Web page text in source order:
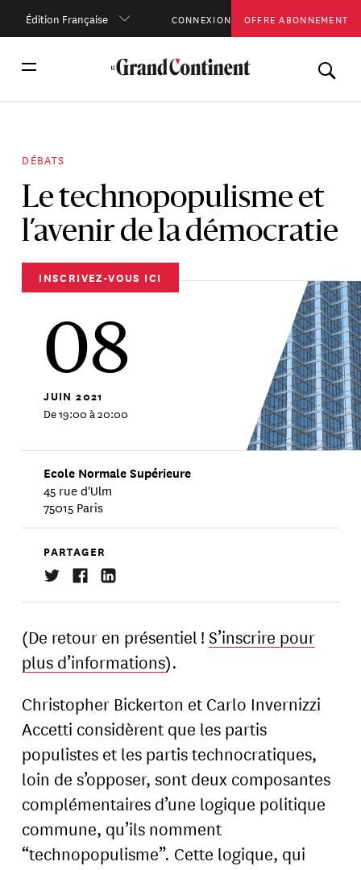
Édition Française CONNEXION OFFRE ABONNEMENT
DÉBATS
Le technopopulisme et
l’avenir de la démocratie
INSCRIVEZ-VOUS ICI
08
JUIN 2021
De 19:00 à 20:00
Ecole Normale Supérieure
45 rue d'Ulm
75015 Paris
PARTAGER
(De retour en présentiel !S’inscrire pour
plus d’informations).
Christopher Bickerton et Carlo Invernizzi
Accetti considèrent que les partis
populistes et les partis technocratiques,
loin de s’opposer, sont deux composantes
complémentaires d’une logique politique
commune, qu’ils nomment
“technopopulisme”. Cette logique, qui